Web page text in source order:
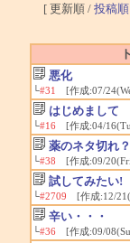
[ 更新順 / 投稿順
悪化
└#31 [作成:07/
はじめまして
└#16[作成:04/
薬のネタ切れ？
└#38 [作成:09/
試してみたい!
└#2709 [作成:12/
辛い・・・
└#36[作成:09/